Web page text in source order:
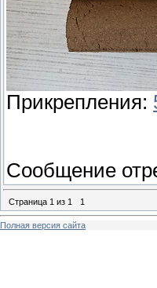
Прикрепления:
Сообщение
Страница 1 из 1 1
Полная версия сайта